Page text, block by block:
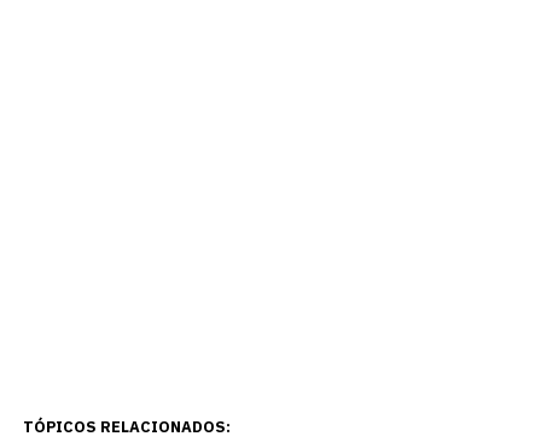
TÓPICOS RELACIONADOS: